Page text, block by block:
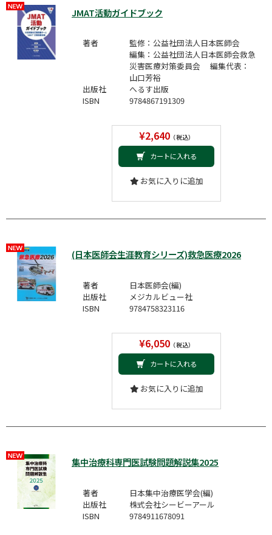
JMAT活動ガイドブック
著者
監修：公益社団法人日本医師会
編集：公益社団法人日本医師会救急
災害医療対策委員会 編集代表：
山口芳裕
出版社
へるす出版
ISBN
9784867191309
¥2,640（税込）
カートに入れる
お気に入りに追加
(日本医師会生涯教育シリーズ)救急医療2026
著者
日本医師会(編)
出版社
メジカルビュー社
ISBN
9784758323116
¥6,050（税込）
カートに入れる
お気に入りに追加
集中治療科専門医試験問題解説集2025
著者
日本集中治療医学会(編)
出版社
株式会社シービーアール
ISBN
9784911678091